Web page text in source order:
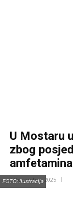
U Mostaru
zbog
9 Decembra, 2025
FOTO: Ilustracija